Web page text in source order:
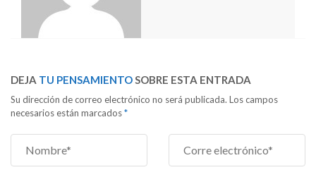
DEJA TU PENSAMIENTOSOBRE ESTA ENTRADA
Su dirección de correo electrónico no será publicada. Los campos
necesarios están marcados*